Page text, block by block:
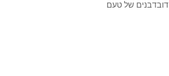
‏דובדבנים של טעם‏